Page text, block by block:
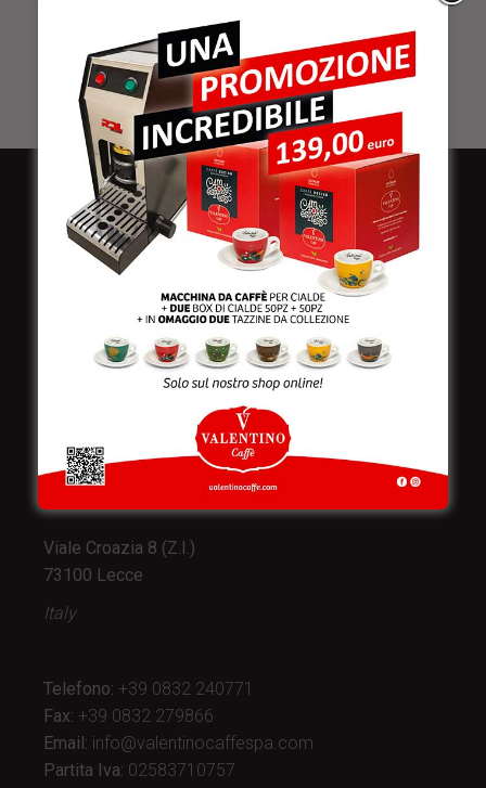
Stabilimento
e produzione:
Viale Croazia 8 (Z.I.)
73100 Lecce
Italy
Telefono: +39 0832 240771
Fax: +39 0832 279866
Email: info@valentinocaffespa.com
Partita Iva: 02583710757